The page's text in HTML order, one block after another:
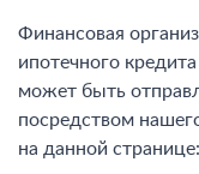
Финансовая
ипотечного
может быть
посредством
на данной странице: